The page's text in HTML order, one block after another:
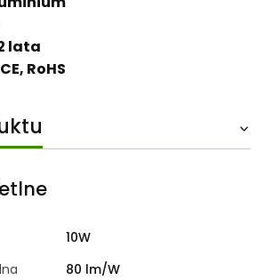
lata
CE, RoHS
10W
80 lm/W